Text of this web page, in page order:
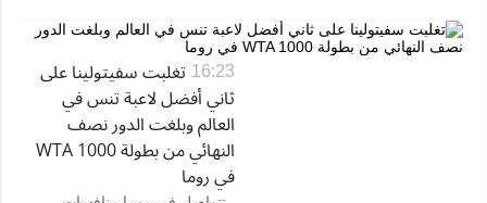
16:23 تغلبت سفيتولينا على
ثاني أفضل لاعبة تنس في
العالم وبلغت الدور نصف
النهائي من بطولة WTA 1000
في روما